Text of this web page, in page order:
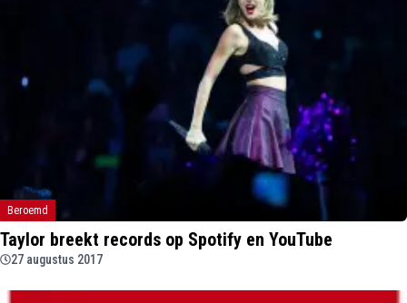
Beroemd
Taylor breekt records op Spotify en YouTube
27 augustus 2017